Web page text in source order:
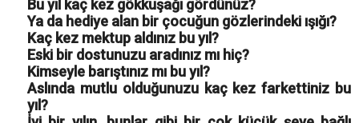
Bu yıl kaç kez gökkuşağı gördünüz?
Ya da hediye alan bir çocuğun gözlerindeki ışığı?
Kaç kez mektup aldınız bu yıl?
Eski bir dostunuzu aradınız mı hiç?
Kimseyle barıştınız mı bu yıl?
Aslında mutlu olduğunuzu kaç kez farkettiniz bu
yıl?